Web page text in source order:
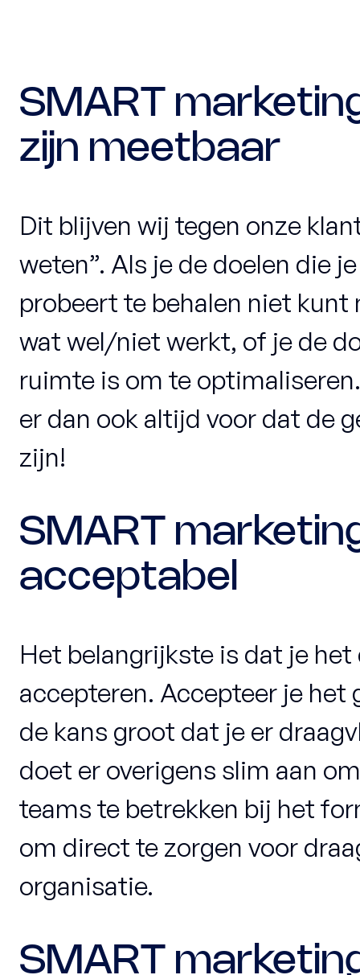
SMART
zijn meetbaar
Dit blijven wij tegen onze
weten”. Als je de doelen die
probeert te behalen niet
wat wel/niet werkt, of je de
ruimte is om te
er dan ook altijd voor dat de
zijn!
SMART
acceptabel
Het belangrijkste is dat je
accepteren. Accepteer je het
de kans groot dat je er
doet er overigens slim aan
teams te betrekken bij het
om direct te zorgen voor
organisatie.
SMART